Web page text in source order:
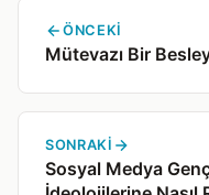
ÖNCEKI
Mütevazı Bir
SONRAKI
Sosyal Medya